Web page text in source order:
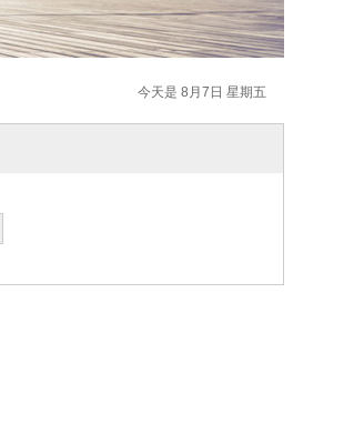
今天是 8月7日 星期五